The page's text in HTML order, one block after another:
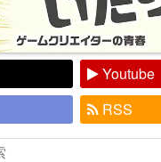
Youtube
RSS